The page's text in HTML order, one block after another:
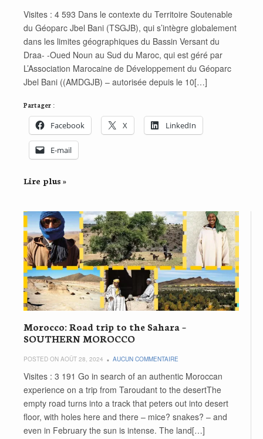
Visites : 4 593 Dans le contexte du Territoire Soutenable
du Géoparc Jbel Bani (TSGJB), qui s’intègre globalement
dans les limites géographiques du Bassin Versant du
Draa- -Oued Noun au Sud du Maroc, qui est géré par
L’Association Marocaine de Développement du Géoparc
Jbel Bani ((AMDGJB) – autorisée depuis le 10[…]
Partager :
Facebook X LinkedIn
E-mail
Lire plus »
Morocco: Road trip to the Sahara –
SOUTHERN MOROCCO
POSTED ON AOÛT 28, 2024 AUCUN COMMENTAIRE
Visites : 3 191 Go in search of an authentic Moroccan
experience on a trip from Taroudant to the desertThe
empty road turns into a track that peters out into desert
floor, with holes here and there – mice? snakes? – and
even in February the sun is intense. The land[…]